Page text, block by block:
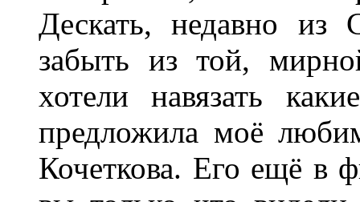
Дескать, недавно из
забыть из той,
хотели навязать
предложила моё
Кочеткова. Его ещё в